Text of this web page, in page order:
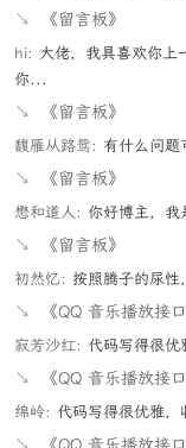
↘ 《留言板》
hi: 大佬，我具喜欢你上
你...
↘ 《留言板》
馥雁从路鸳: 有什么问题
↘ 《留言板》
懋和道人: 你好博主，
↘ 《留言板》
初然忆: 按照腾子的尿
↘ 《QQ 音乐播放接
寂芳沙红: 代码写得很优
↘ 《QQ 音乐播放接
绵岭: 代码写得很优雅，